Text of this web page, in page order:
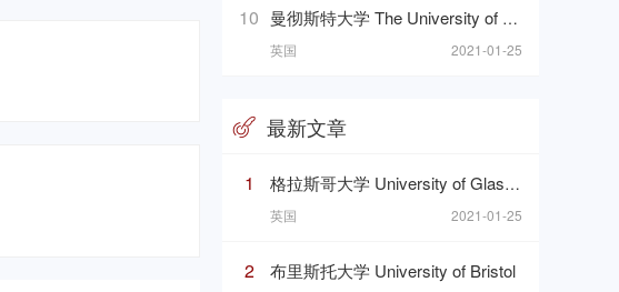
10 曼彻斯特大学 The University of Manchester
英国 2021-01-25
最新文章
1 格拉斯哥大学 University of Glasgow
英国 2021-01-25
2 布里斯托大学 University of Bristol